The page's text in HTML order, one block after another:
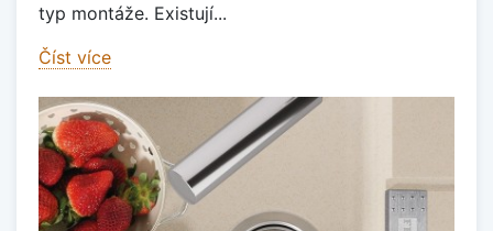
typ montáže. Existují...
Číst více